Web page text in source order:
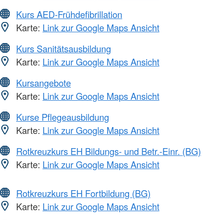
Kurs AED-Frühdefibrillation
Karte: Link zur Google Maps Ansicht
Kurs Sanitätsausbildung
Karte: Link zur Google Maps Ansicht
Kursangebote
Karte: Link zur Google Maps Ansicht
Kurse Pflegeausbildung
Karte: Link zur Google Maps Ansicht
Rotkreuzkurs EH Bildungs- und Betr.-Einr. (BG)
Karte: Link zur Google Maps Ansicht
Rotkreuzkurs EH Fortbildung (BG)
Karte: Link zur Google Maps Ansicht